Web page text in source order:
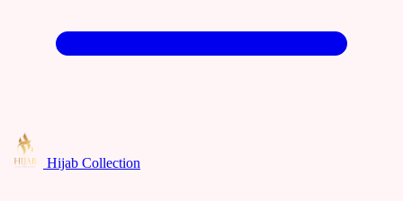
Hijab Collection